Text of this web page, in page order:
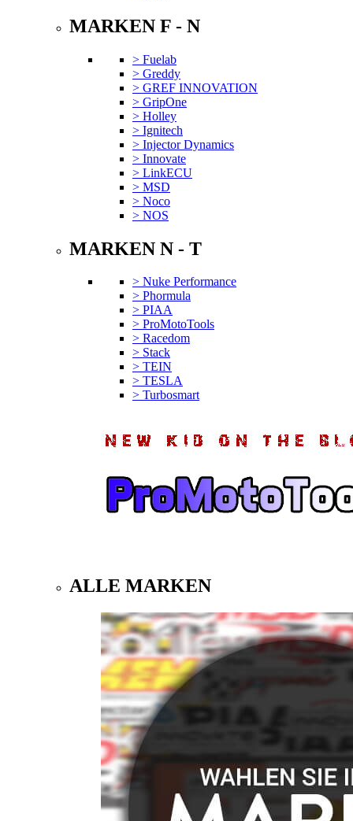
MARKEN F - N
> Fuelab
> Greddy
> GREF INNOVATION
> GripOne
> Holley
> Ignitech
> Injector Dynamics
> Innovate
> LinkECU
> MSD
> Noco
> NOS
MARKEN N - T
> Nuke Performance
> Phormula
> PIAA
> ProMotoTools
> Racedom
> Stack
> TEIN
> TESLA
> Turbosmart
ALLE MARKEN